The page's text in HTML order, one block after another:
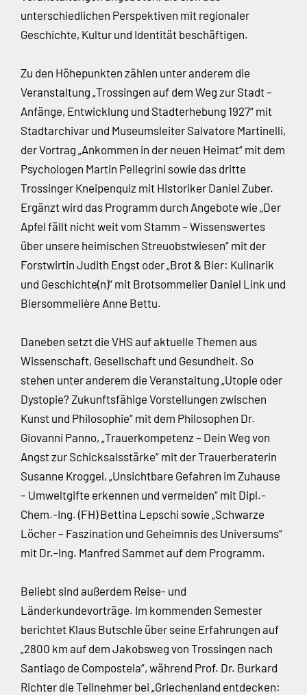
unterschiedlichen Perspektiven mit regionaler
Geschichte, Kultur und Identität beschäftigen.
Zu den Höhepunkten zählen unter anderem die
Veranstaltung „Trossingen auf dem Weg zur Stadt –
Anfänge, Entwicklung und Stadterhebung 1927“ mit
Stadtarchivar und Museumsleiter Salvatore Martinelli,
der Vortrag „Ankommen in der neuen Heimat“ mit dem
Psychologen Martin Pellegrini sowie das dritte
Trossinger Kneipenquiz mit Historiker Daniel Zuber.
Ergänzt wird das Programm durch Angebote wie „Der
Apfel fällt nicht weit vom Stamm – Wissenswertes
über unsere heimischen Streuobstwiesen“ mit der
Forstwirtin Judith Engst oder „Brot & Bier: Kulinarik
und Geschichte(n)“ mit Brotsommelier Daniel Link und
Biersommelière Anne Bettu.
Daneben setzt die VHS auf aktuelle Themen aus
Wissenschaft, Gesellschaft und Gesundheit. So
stehen unter anderem die Veranstaltung „Utopie oder
Dystopie? Zukunftsfähige Vorstellungen zwischen
Kunst und Philosophie“ mit dem Philosophen Dr.
Giovanni Panno, „Trauerkompetenz – Dein Weg von
Angst zur Schicksalsstärke“ mit der Trauerberaterin
Susanne Kroggel, „Unsichtbare Gefahren im Zuhause
– Umweltgifte erkennen und vermeiden“ mit Dipl.-
Chem.-Ing. (FH) Bettina Lepschi sowie „Schwarze
Löcher – Faszination und Geheimnis des Universums“
mit Dr.-Ing. Manfred Sammet auf dem Programm.
Beliebt sind außerdem Reise- und
Länderkundevorträge. Im kommenden Semester
berichtet Klaus Butschle über seine Erfahrungen auf
„2800 km auf dem Jakobsweg von Trossingen nach
Santiago de Compostela“, während Prof. Dr. Burkard
Richter die Teilnehmer bei „Griechenland entdecken: